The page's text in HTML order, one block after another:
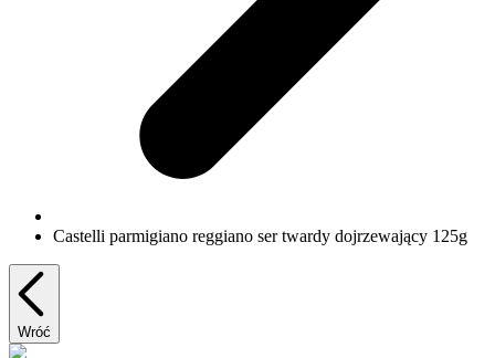
Castelli parmigiano reggiano ser twardy dojrzewający 125g
Wróć